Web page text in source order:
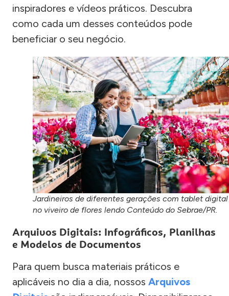
inspiradores e vídeos práticos. Descubra
como cada um desses conteúdos pode
beneficiar o seu negócio.
Jardineiros de diferentes gerações com tablet digital
no viveiro de flores lendo Conteúdo do Sebrae/PR.
Arquivos Digitais: Infográficos, Planilhas
e Modelos de Documentos
Para quem busca materiais práticos e
aplicáveis no dia a dia, nossos Arquivos